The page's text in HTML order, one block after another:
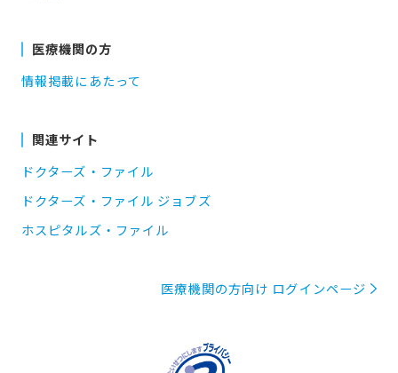
医療機関の方
情報掲載にあたって
関連サイト
ドクターズ・ファイル
ドクターズ・ファイル ジョブズ
ホスピタルズ・ファイル
医療機関の方向け ログインページ